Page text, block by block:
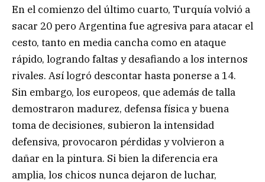
En el comienzo del último cuarto, Turquía volvió a
sacar 20 pero Argentina fue agresiva para atacar el
cesto, tanto en media cancha como en ataque
rápido, logrando faltas y desafiando a los internos
rivales. Así logró descontar hasta ponerse a 14.
Sin embargo, los europeos, que además de talla
demostraron madurez, defensa física y buena
toma de decisiones, subieron la intensidad
defensiva, provocaron pérdidas y volvieron a
dañar en la pintura. Si bien la diferencia era
amplia, los chicos nunca dejaron de luchar,